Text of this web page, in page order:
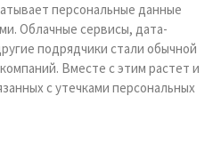
персональные данные
Облачные сервисы, дата-
подрядчики стали обычной
Вместе с этим растет и
с утечками персональных